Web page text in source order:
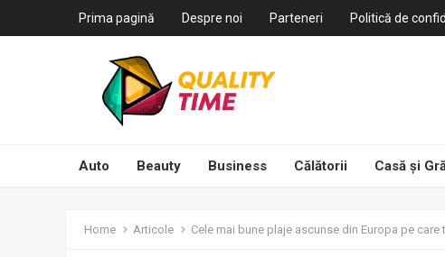
Prima pagină Despre noi Parteneri Politică de
Auto Beauty Business Călătorii Casă și
Home Articole Cele mai bune plaje ascunse din Europa pe